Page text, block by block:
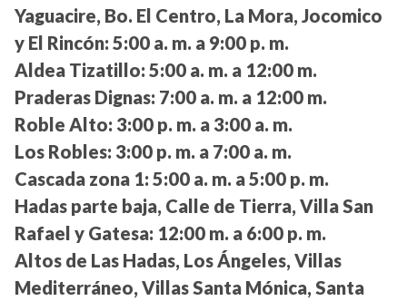
Yaguacire, Bo. El Centro, La Mora, Jocomico
y El Rincón: 5:00 a. m. a 9:00 p. m.
Aldea Tizatillo: 5:00 a. m. a 12:00 m.
Praderas Dignas: 7:00 a. m. a 12:00 m.
Roble Alto: 3:00 p. m. a 3:00 a. m.
Los Robles: 3:00 p. m. a 7:00 a. m.
Cascada zona 1: 5:00 a. m. a 5:00 p. m.
Hadas parte baja, Calle de Tierra, Villa San
Rafael y Gatesa: 12:00 m. a 6:00 p. m.
Altos de Las Hadas, Los Ángeles, Villas
Mediterráneo, Villas Santa Mónica, Santa